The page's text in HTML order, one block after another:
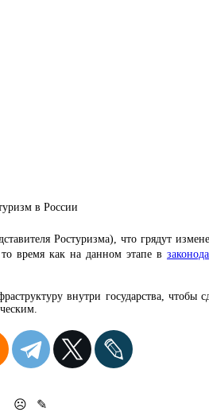
Ростуризма), что грядут
время как на данном этапе в
внутри государства, чтобы
☹
✎